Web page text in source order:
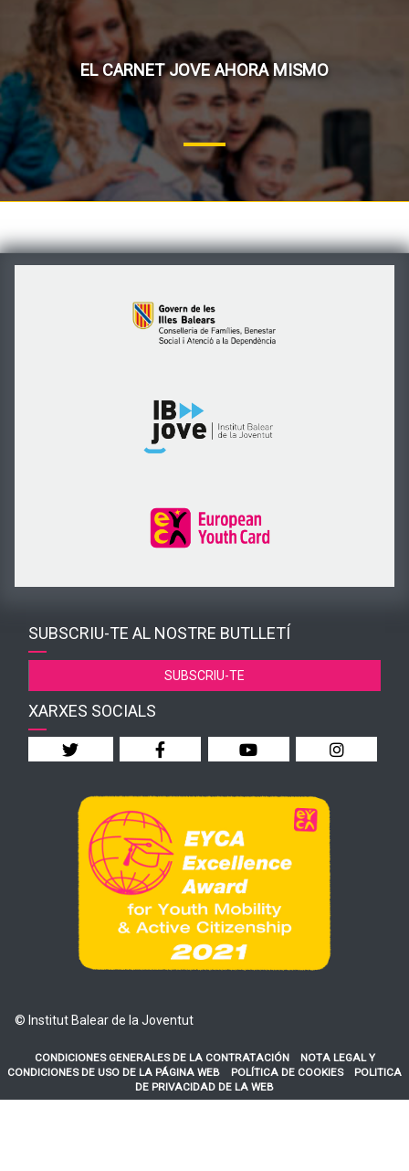
EL CARNET JOVE AHORA MISMO
SUBSCRIU-TE AL NOSTRE BUTLLETÍ
SUBSCRIU-TE
XARXES SOCIALS
© Institut Balear de la Joventut
CONDICIONES GENERALES DE LA CONTRATACIÓN
NOTA LEGAL Y
CONDICIONES DE USO DE LA PÁGINA WEB
POLÍTICA DE COOKIES
POLITICA
DE PRIVACIDAD DE LA WEB